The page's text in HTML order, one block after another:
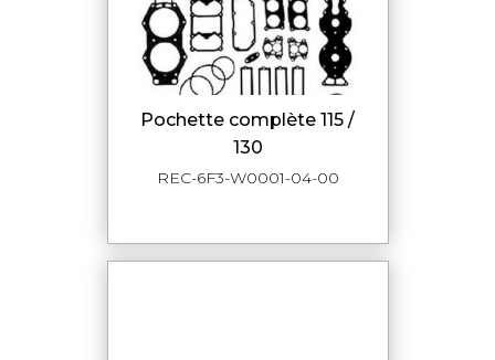
pochette complète 115 /
130
REC-6F3-W0001-04-00